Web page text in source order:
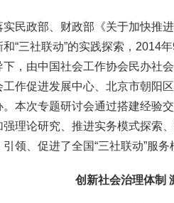
实民政部、财政部《关于加快推
“三社联动”的实践探索，2014
，由中国社会工作协会民办社
作促进发展中心、北京市朝阳
本次专题研讨会通过搭建经验
强理论研究、推进实务模式探索
领、促进了全国“三社联动”服
创新社会治理体制